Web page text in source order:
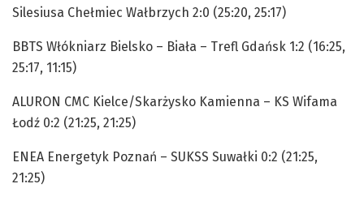
Silesiusa Chełmiec Wałbrzych 2:0 (25:20, 25:17)
BBTS Włókniarz Bielsko – Biała – Trefl Gdańsk 1:2 (16:25,
25:17, 11:15)
ALURON CMC Kielce/Skarżysko Kamienna – KS Wifama
Łodź 0:2 (21:25, 21:25)
ENEA Energetyk Poznań – SUKSS Suwałki 0:2 (21:25,
21:25)